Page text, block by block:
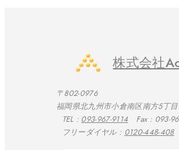
株式会社
〒802-0976
福岡県北九州市小倉南区南方5丁
TEL : 093-967-9114 Fax : 093-
フリーダイヤル : 0120-448-408